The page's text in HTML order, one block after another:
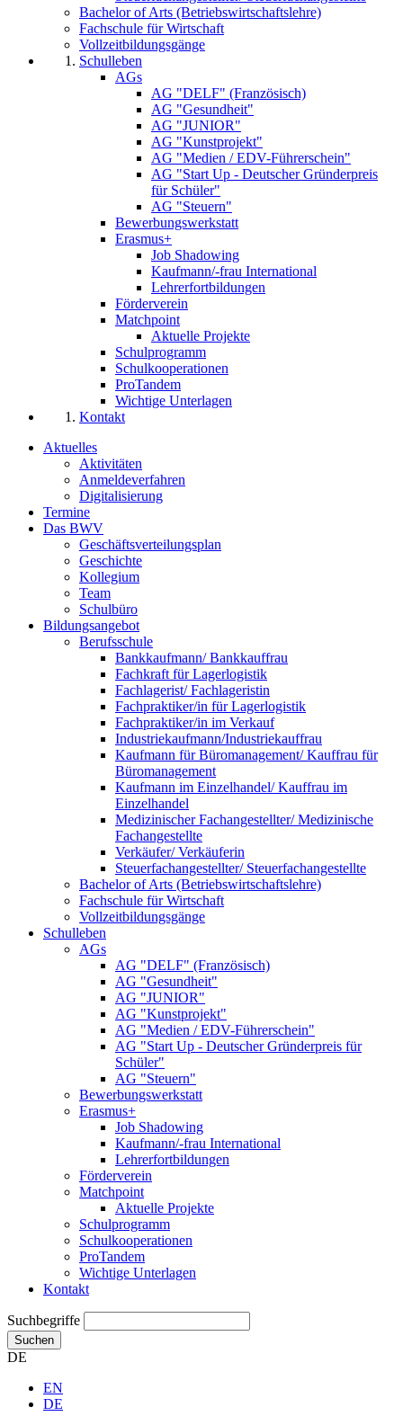
Bachelor of Arts (Betriebswirtschaftslehre)
Fachschule für Wirtschaft
Vollzeitbildungsgänge
Schulleben
AGs
AG "DELF" (Französisch)
AG "Gesundheit"
AG "JUNIOR"
AG "Kunstprojekt"
AG "Medien / EDV-Führerschein"
AG "Start Up - Deutscher Gründerpreis
für Schüler"
AG "Steuern"
Bewerbungswerkstatt
Erasmus+
Job Shadowing
Kaufmann/-frau International
Lehrerfortbildungen
Förderverein
Matchpoint
Aktuelle Projekte
Schulprogramm
Schulkooperationen
ProTandem
Wichtige Unterlagen
Kontakt
Aktuelles
Aktivitäten
Anmeldeverfahren
Digitalisierung
Termine
Das BWV
Geschäftsverteilungsplan
Geschichte
Kollegium
Team
Schulbüro
Bildungsangebot
Berufsschule
Bankkaufmann/ Bankkauffrau
Fachkraft für Lagerlogistik
Fachlagerist/ Fachlageristin
Fachpraktiker/in für Lagerlogistik
Fachpraktiker/in im Verkauf
Industriekaufmann/Industriekauffrau
Kaufmann für Büromanagement/ Kauffrau für
Büromanagement
Kaufmann im Einzelhandel/ Kauffrau im
Einzelhandel
Medizinischer Fachangestellter/ Medizinische
Fachangestellte
Verkäufer/ Verkäuferin
Steuerfachangestellter/ Steuerfachangestellte
Bachelor of Arts (Betriebswirtschaftslehre)
Fachschule für Wirtschaft
Vollzeitbildungsgänge
Schulleben
AGs
AG "DELF" (Französisch)
AG "Gesundheit"
AG "JUNIOR"
AG "Kunstprojekt"
AG "Medien / EDV-Führerschein"
AG "Start Up - Deutscher Gründerpreis für
Schüler"
AG "Steuern"
Bewerbungswerkstatt
Erasmus+
Job Shadowing
Kaufmann/-frau International
Lehrerfortbildungen
Förderverein
Matchpoint
Aktuelle Projekte
Schulprogramm
Schulkooperationen
ProTandem
Wichtige Unterlagen
Kontakt
Suchbegriffe
Suchen
DE
EN
DE